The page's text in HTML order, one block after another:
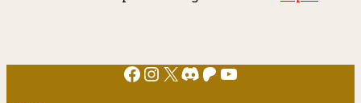
Facebook
Instagram
X Discord
Patreon
YouTube